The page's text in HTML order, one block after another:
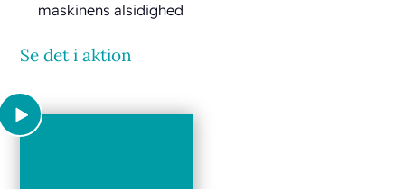
maskinens alsidighed
Se det i aktion